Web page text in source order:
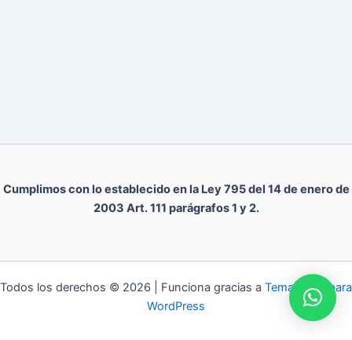
Cumplimos con lo establecido en la Ley 795 del 14 de enero de
2003 Art. 111 parágrafos 1 y 2.
Todos los derechos © 2026 | Funciona gracias a Tema Astra para
WordPress